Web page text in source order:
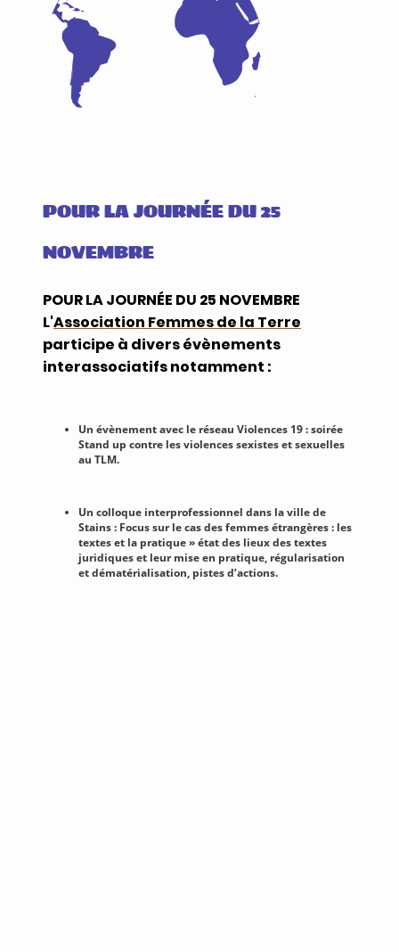
POUR LA JOURNÉE DU 25
NOVEMBRE
POUR LA JOURNÉE DU 25 NOVEMBRE
L'Association Femmes de la Terre
participe à divers évènements
interassociatifs notamment :
Un évènement avec le réseau Violences 19 : soirée
Stand up contre les violences sexistes et sexuelles
au TLM.
Un colloque interprofessionnel dans la ville de
Stains : Focus sur le cas des femmes étrangères : les
textes et la pratique » état des lieux des textes
juridiques et leur mise en pratique, régularisation
et dématérialisation, pistes d’actions.